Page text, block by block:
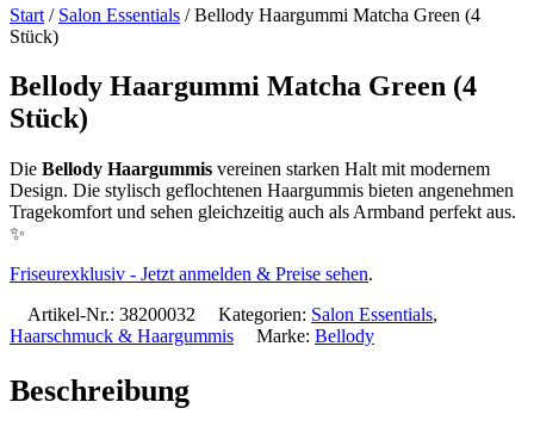
Start / Salon Essentials / Bellody Haargummi Matcha Green (4
Stück)
Bellody Haargummi Matcha Green (4
Stück)
Die Bellody Haargummis vereinen starken Halt mit modernem
Design. Die stylisch geflochtenen Haargummis bieten angenehmen
Tragekomfort und sehen gleichzeitig auch als Armband perfekt aus.
✨
Friseurexklusiv - Jetzt anmelden & Preise sehen.
Artikel-Nr.: 38200032 Kategorien: Salon Essentials,
Haarschmuck & Haargummis
Marke: Bellody
Beschreibung